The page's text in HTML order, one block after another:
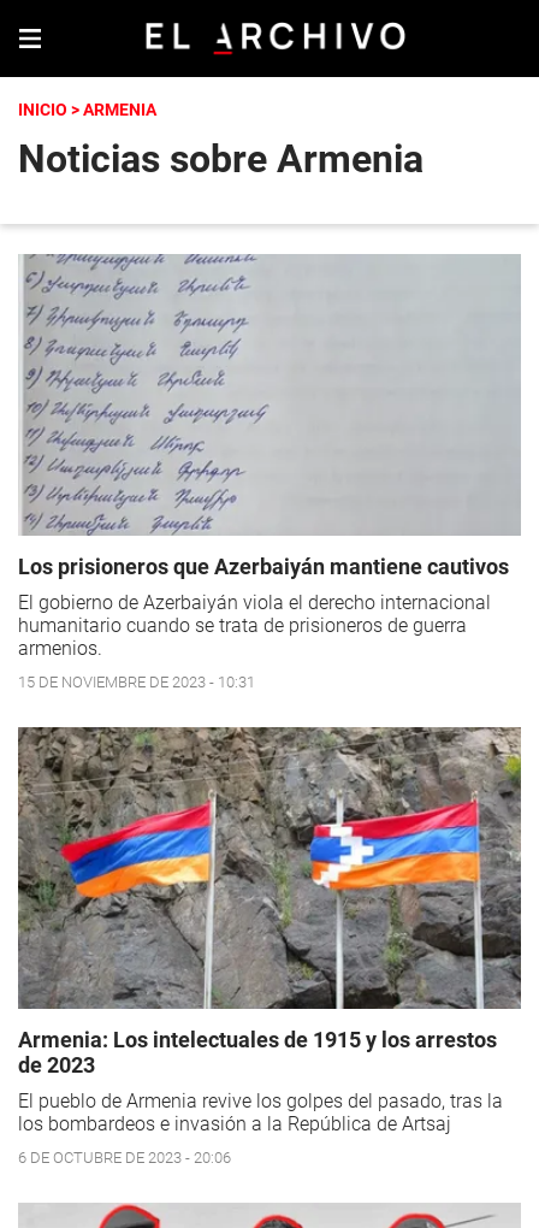
INICIO > ARMENIA
Noticias sobre Armenia
Los prisioneros que Azerbaiyán mantiene cautivos
El gobierno de Azerbaiyán viola el derecho internacional
humanitario cuando se trata de prisioneros de guerra
armenios.
15 DE NOVIEMBRE DE 2023 - 10:31
Armenia: Los intelectuales de 1915 y los arrestos
de 2023
El pueblo de Armenia revive los golpes del pasado, tras la
los bombardeos e invasión a la República de Artsaj
6 DE OCTUBRE DE 2023 - 20:06